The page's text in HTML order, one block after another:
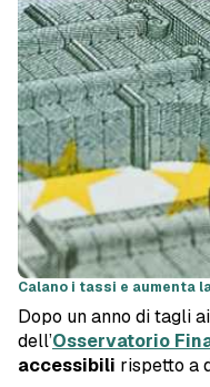
Calano i tassi e aumenta
Dopo un anno di tagli
dell’Osservatorio
accessibili rispetto a